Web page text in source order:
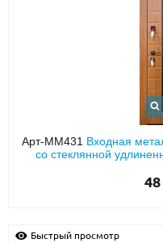
Арт-ММ431 Входная
со стеклянной
Быстрый просмотр